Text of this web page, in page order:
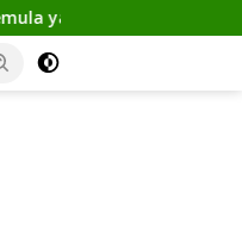
Tampil Gagah